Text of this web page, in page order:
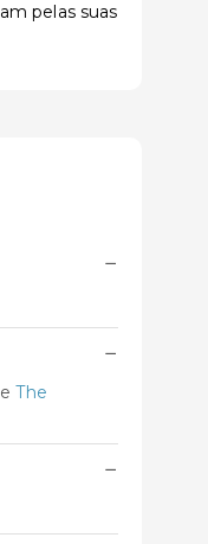
pelas suas
−
−
The
−